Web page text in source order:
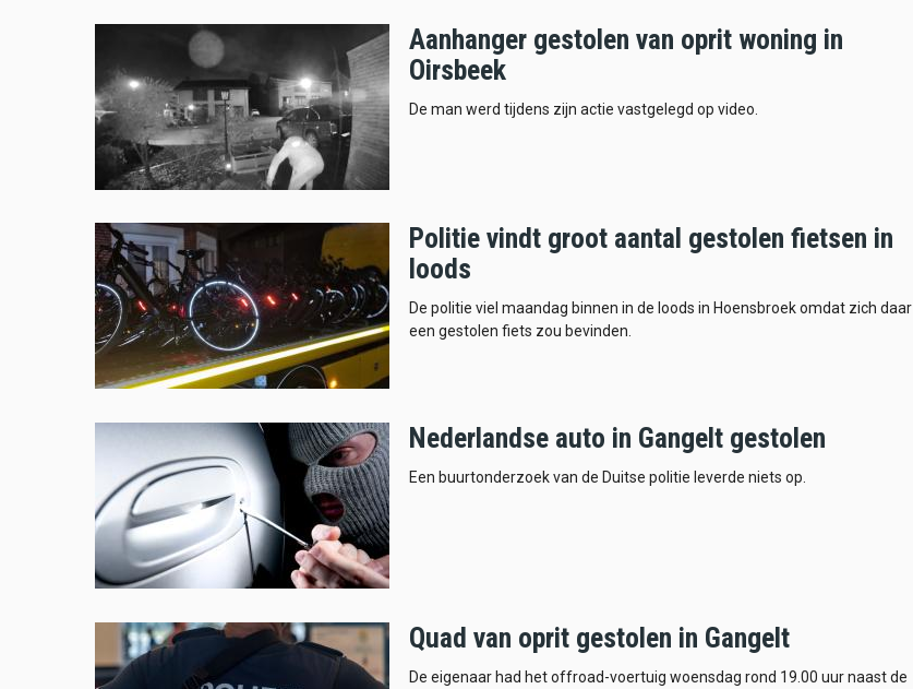
Aanhanger gestolen van oprit woning in
Oirsbeek
De man werd tijdens zijn actie vastgelegd op video.
Politie vindt groot aantal gestolen fietsen in
loods
De politie viel maandag binnen in de loods in Hoensbroek omdat zich daar
een gestolen fiets zou bevinden.
Nederlandse auto in Gangelt gestolen
Een buurtonderzoek van de Duitse politie leverde niets op.
Quad van oprit gestolen in Gangelt
De eigenaar had het offroad-voertuig woensdag rond 19.00 uur naast de